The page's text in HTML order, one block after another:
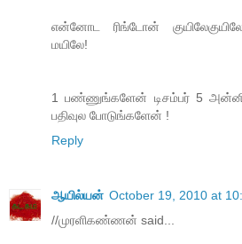
என்னோட ரிங்டோன்
மயிலே!
1 பண்ணுங்களேன் டிசம்பர் 5
பதிவுல போடுங்களேன் !
Reply
ஆயில்யன் October 19, 2010 at
//முரளிகண்ணன் said...